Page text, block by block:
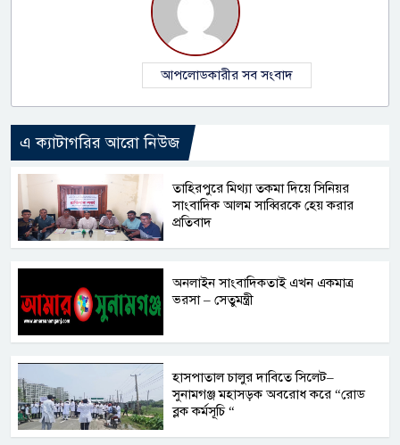
আপলোডকারীর সব সংবাদ
এ ক্যাটাগরির আরো নিউজ
তাহিরপুরে মিথ্যা তকমা দিয়ে সিনিয়র
সাংবাদিক আলম সাব্বিরকে হেয় করার
প্রতিবাদ
অনলাইন সাংবাদিকতাই এখন একমাত্র
ভরসা – সেতুমন্ত্রী
হাসপাতাল চালুর দাবিতে সিলেট–
সুনামগঞ্জ মহাসড়ক অবরোধ করে “রোড
ব্লক কর্মসূচি “